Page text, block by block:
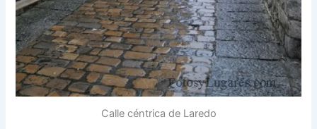
Calle céntrica de Laredo